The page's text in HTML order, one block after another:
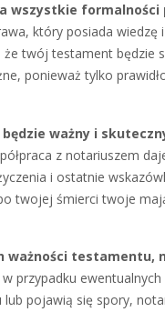
wszystkie
który posiada wiedzę
twój testament będzie
ponieważ tylko
ważny i
z notariuszem
i ostatnie
twojej śmierci twoje
testamentu,
przypadku
pojawią się spory,